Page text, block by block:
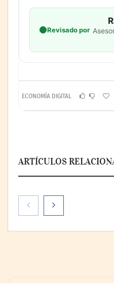
Revisado por
ECONOMÍA DIGITAL
ARTÍCULOS